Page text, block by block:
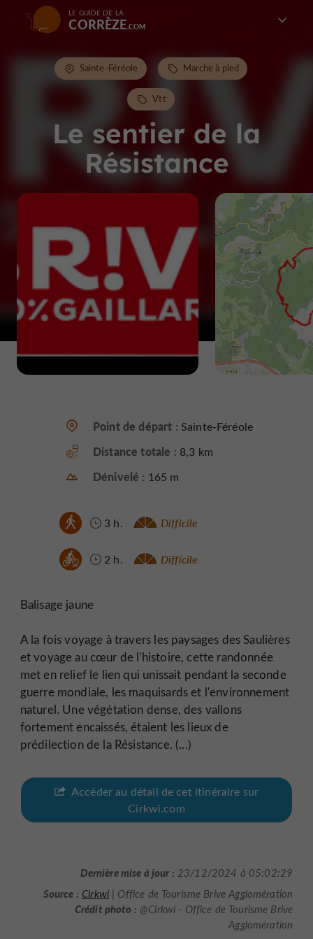
LE GUIDE DE LA
CORRÈZE
Le sentier de la
Résistance
Sainte-Féréole Marche à pied
Vtt
Point de départ : Sainte-Féréole
Distance totale : 8,3 km
Dénivelé : 165 m
3 h. Difficile
2 h. Difficile
Balisage jaune
A la fois voyage à travers les paysages des Saulières
et voyage au cœur de l'histoire, cette randonnée
met en relief le lien qui unissait pendant la seconde
guerre mondiale, les maquisards et l'environnement
naturel. Une végétation dense, des vallons
fortement encaissés, étaient les lieux de
prédilection de la Résistance. (...)
Accéder au détail de cet itinéraire sur
Cirkwi.com
Dernière mise à jour : 23/12/2024 à 05:02:29
Source : Cirkwi | Office de Tourisme Brive Agglomération
Crédit photo : @Cirkwi - Office de Tourisme Brive
Agglomération